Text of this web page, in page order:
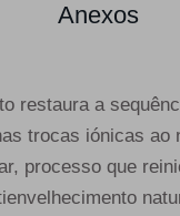
Anexos
restaura a
trocas iónicas ao
processo que